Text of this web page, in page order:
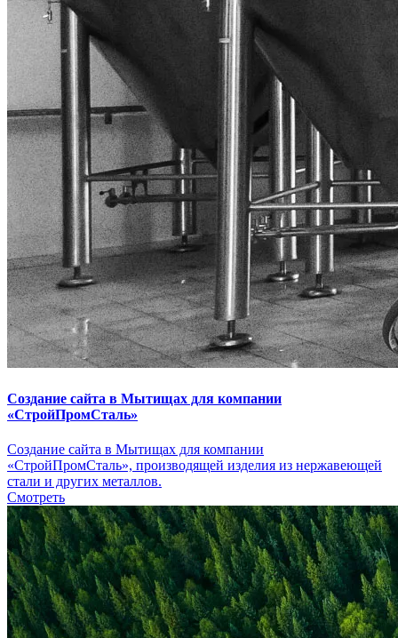
Создание сайта в Мытищах для компании
«СтройПромСталь»
Создание сайта в Мытищах для компании
«СтройПромСталь», производящей изделия из нержавеющей
стали и других металлов.
Смотреть